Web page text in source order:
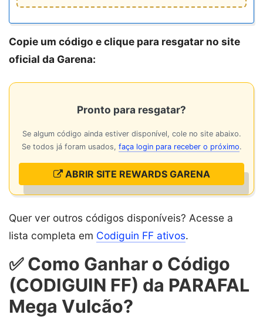
Copie um código e clique para resgatar no site
oficial da Garena:
Pronto para resgatar?
Se algum código ainda estiver disponível, cole no site abaixo.
Se todos já foram usados, faça login para receber o próximo.
ABRIR SITE REWARDS GARENA
Quer ver outros códigos disponíveis? Acesse a
lista completa em Codiguin FF ativos.
✅ Como Ganhar o Código
(CODIGUIN FF) da PARAFAL
Mega Vulcão?